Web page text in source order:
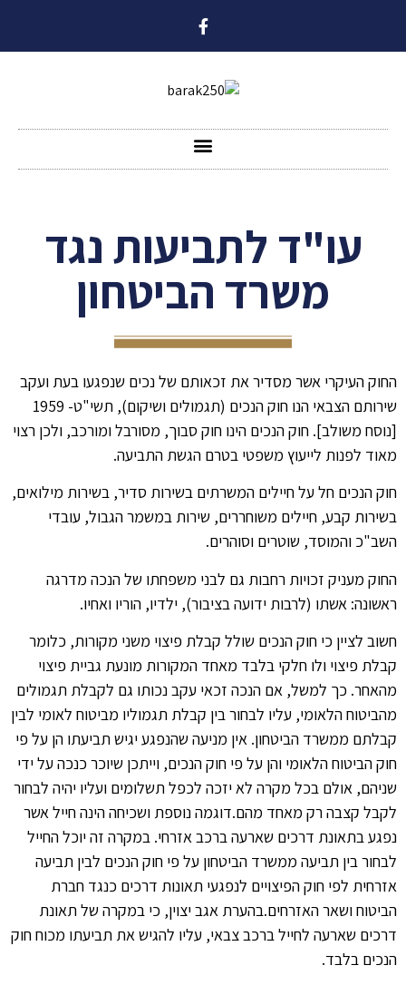
עו"ד לתביעות נגד
משרד הביטחון
החוק העיקרי אשר מסדיר את זכאותם של נכים שנפגעו בעת ועקב
שירותם הצבאי הנו חוק הנכים (תגמולים ושיקום), תשי"ט- 1959
[נוסח משולב]. חוק הנכים הינו חוק סבוך, מסורבל ומורכב, ולכן רצוי
מאוד לפנות לייעוץ משפטי בטרם הגשת התביעה.
חוק הנכים חל על חיילים המשרתים בשירות סדיר, בשירות מילואים,
בשירות קבע, חיילים משוחררים, שירות במשמר הגבול, עובדי
השב"כ והמוסד, שוטרים וסוהרים.
החוק מעניק זכויות רחבות גם לבני משפחתו של הנכה מדרגה
ראשונה: אשתו (לרבות ידועה בציבור), ילדיו, הוריו ואחיו.
חשוב לציין כי חוק הנכים שולל קבלת פיצוי משני מקורות, כלומר
קבלת פיצוי ולו חלקי בלבד מאחד המקורות מונעת גביית פיצוי
מהאחר. כך למשל, אם הנכה זכאי עקב נכותו גם לקבלת תגמולים
מהביטוח הלאומי, עליו לבחור בין קבלת תגמוליו מביטוח לאומי לבין
קבלתם ממשרד הביטחון. אין מניעה שהנפגע יגיש תביעתו הן על פי
חוק הביטוח הלאומי והן על פי חוק הנכים, וייתכן שיוכר כנכה על ידי
שניהם, אולם בכל מקרה לא יזכה לכפל תשלומים ועליו יהיה לבחור
לקבל קצבה רק מאחד מהם.דוגמה נוספת ושכיחה הינה חייל אשר
נפגע בתאונת דרכים שארעה ברכב אזרחי. במקרה זה יוכל החייל
לבחור בין תביעה ממשרד הביטחון על פי חוק הנכים לבין תביעה
אזרחית לפי חוק הפיצויים לנפגעי תאונות דרכים כנגד חברת
הביטוח ושאר האזרחים.בהערת אגב יצוין, כי במקרה של תאונת
דרכים שארעה לחייל ברכב צבאי, עליו להגיש את תביעתו מכוח חוק
הנכים בלבד.